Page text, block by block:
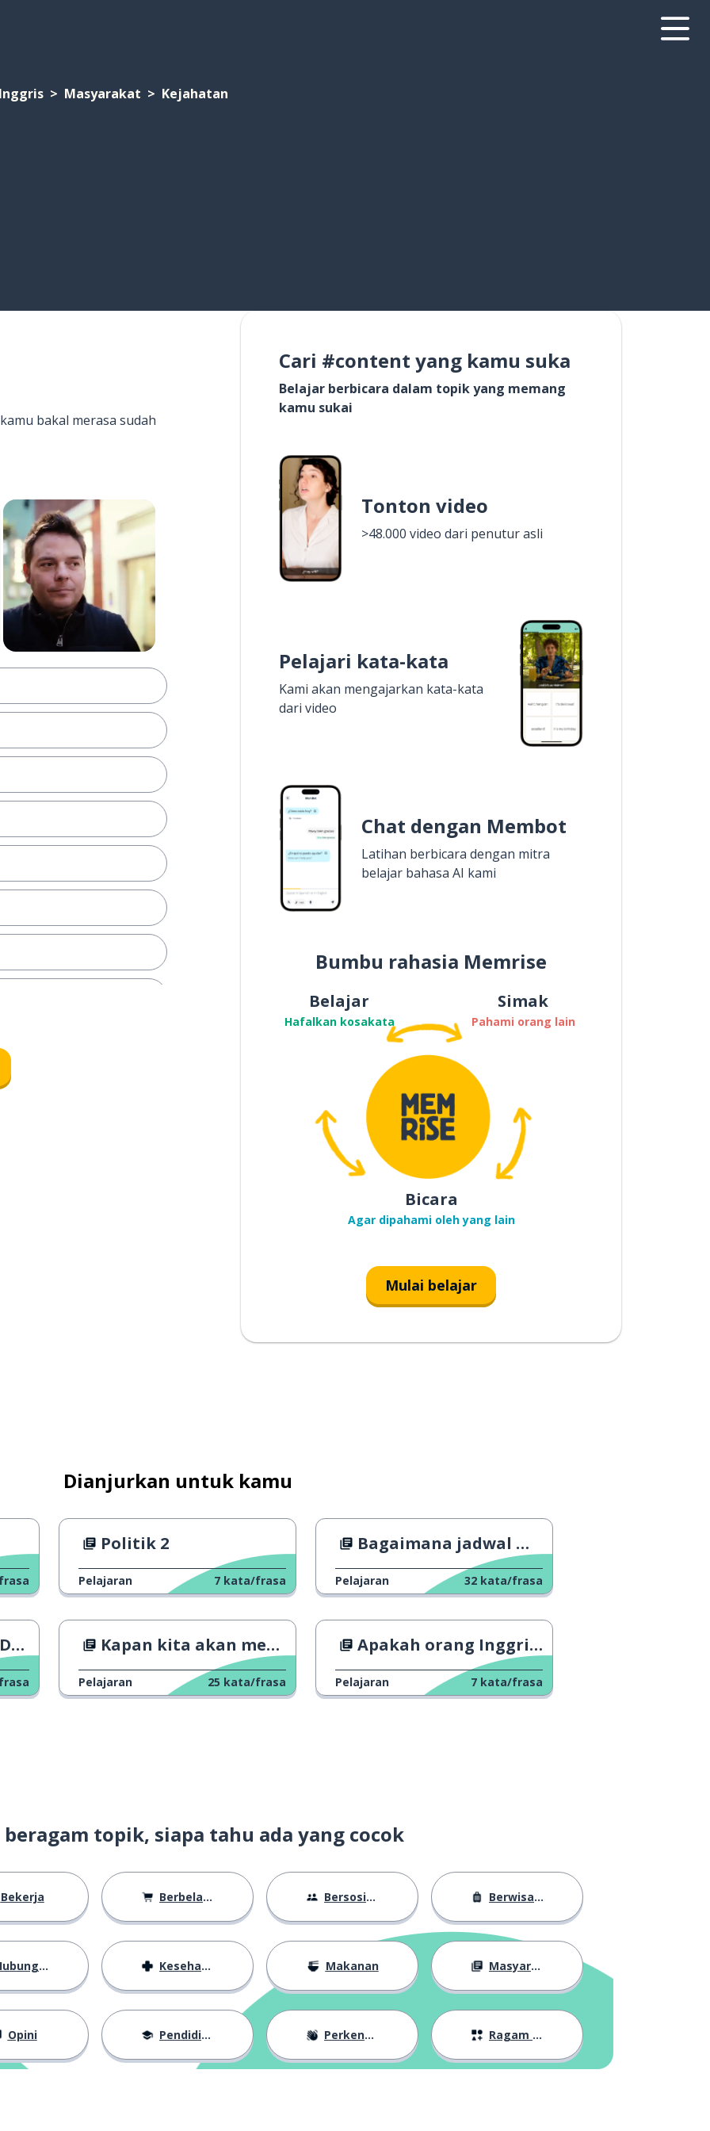
Masyarakat Kejahatan
bakal merasa sudah
tak dapat menemukan
Cari #content yang kamu suka
Belajar berbicara dalam topik yang memang
kamu sukai
Tonton video
>48.000 video dari penutur asli
Pelajari kata-kata
Kami akan mengajarkan kata-kata
dari video
Chat dengan Membot
Latihan berbicara dengan mitra
belajar bahasa AI kami
Bumbu rahasia Memrise
Belajar
Hafalkan kosakata
Simak
Pahami orang lain
Bicara
Agar dipahami oleh yang lain
Mulai belajar
Dianjurkan untuk kamu
Politik 2
Pelajaran 7 kata/frasa
Bagaimana jadwal musim panas mempengaruhi tubuh ki
Pelajaran 32 kata/frasa
Kapan kita akan meniadakan perubahan waktu?
Pelajaran 25 kata/frasa
Apakah orang Inggris minum kopi?
Pelajaran 7 kata/frasa
topik, siapa tahu ada yang cocok
Bekerja Berbelanja Bersosialisasi Berwisata
Kesehatan Makanan Masyarakat
Opini Pendidikan Perkenalan Ragam Topik